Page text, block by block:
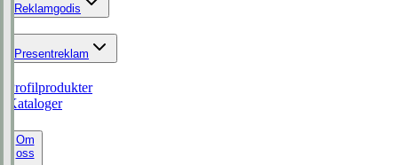
Reklamgodis
Presentreklam
Profilprodukter
Kataloger
Om
oss